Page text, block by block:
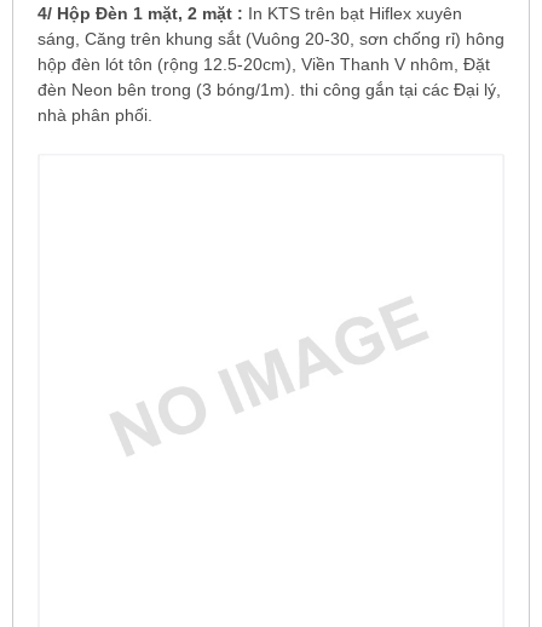
4/ Hộp Đèn 1 mặt, 2 mặt : In KTS trên bạt Hiflex xuyên
sáng, Căng trên khung sắt (Vuông 20-30, sơn chống rỉ) hông
hộp đèn lót tôn (rộng 12.5-20cm), Viền Thanh V nhôm, Đặt
đèn Neon bên trong (3 bóng/1m). thi công gắn tại các Đại lý,
nhà phân phối.